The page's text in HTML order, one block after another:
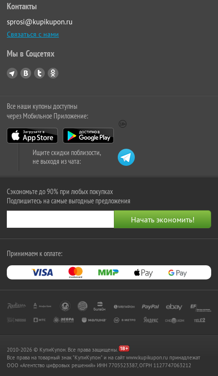
Контакты
sprosi@kupikupon.ru
Связаться с нами
Мы в Соцсетях
Все наши купоны доступны
через Мобильное Приложение:
Ищите скидки поблизости,
не выходя из чата:
Сэкономьте до 90% при любых покупках
Подпишитесь на самые выгодные предложения
Принимаем к оплате:
2010-2026 © КупиКупон. Все права защищены.
Все права на товарный знак "КупиКупон" и на сайт www.kupikupon.ru принадлежат
OOO «Агентство цифровых решений» ИНН 7705523387, ОГРН 1127747063212